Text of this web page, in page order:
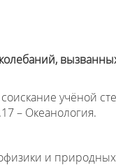
учёной
– Океанология.
и природных